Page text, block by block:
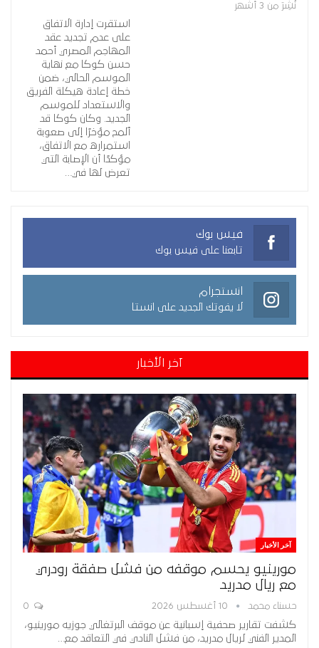
نُشِرَ من 3 أشهر
استقرت إدارة الاتفاق
على عدم تجديد عقد
المهاجم المصري أحمد
حسن كوكا مع نهاية
الموسم الحالي، ضمن
خطة إعادة هيكلة الفريق
والاستعداد للموسم
الجديد. وكان كوكا قد
ألمح مؤخرًا إلى صعوبة
استمراره مع الاتفاق،
مؤكدًا أن الإصابة التي
تعرض لها في…
فيس بوك
تابعنا على فيس بوك
انستجرام
لا يفوتك الجديد على انستا
آخر الأخبار
آخر الأخبار
مورينيو يحسم موقفه من فشل صفقة رودري
مع ريال مدريد
حسناء محمد 10 أغسطس 2026
كشفت تقارير صحفية إسبانية عن موقف البرتغالي جوزيه مورينيو،
المدير الفني لريال مدريد، من فشل النادي في التعاقد مع…